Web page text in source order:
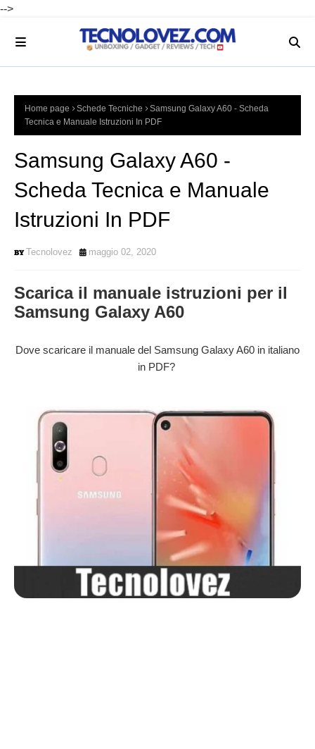
-->
Home page Schede Tecniche
Samsung Galaxy A60 - Scheda
Tecnica e Manuale Istruzioni In PDF
Samsung Galaxy A60 -
Scheda Tecnica e Manuale
Istruzioni In PDF
Tecnolovez maggio 02, 2020
Scarica il manuale istruzioni per il
Samsung Galaxy A60
Dove scaricare il manuale del Samsung Galaxy A60 in italiano
in PDF?